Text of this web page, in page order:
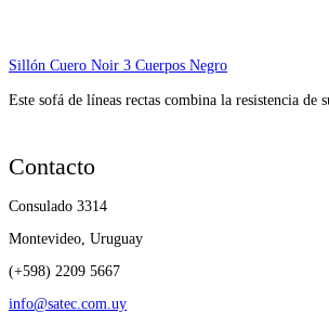
Sillón Cuero Noir 3 Cuerpos Negro
Este sofá de líneas rectas combina la resistencia de
Contacto
Consulado 3314
Montevideo, Uruguay
(+598) 2209 5667
info@satec.com.uy